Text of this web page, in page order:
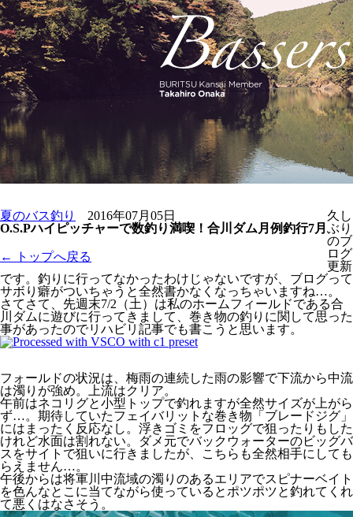
夏のバス釣り
2016年07月05日
O.S.Pハイピッチャーで数釣り満喫！合川ダム月例釣行7月
← トップへ戻る
久し
ぶり
のブ
ログ
更新
です。釣りに行ってなかったわけじゃないですが、ブログって
サボり癖がついちゃうと全然書かなくなっちゃいますね…。
さてさて、先週末7/2（土）は私のホームフィールドである合
川ダムに遊びに行ってきまして、巻き物の釣りに関して思った
事があったのでリハビリ記事でも書こうと思います。
フォールドの状況は、梅雨の連続した雨の影響で下流から中流
は濁りが強め。上流はクリア。
午前はネコリグと小型トップで釣れますが全然サイズが上がら
ず…。期待していたフェイバリットな巻き物「ブレードジグ」
にはまったく反応なし。浮きゴミをフロッグで狙ったりもした
けれど水面は割れない。ダメ元でバックウォーターのビッグバ
スをサイトで狙いに行きましたが、こちらも全然相手にしても
らえません…。
午後からは将軍川中流域の濁りのあるエリアでスピナーベイト
を色んなとこに当てながら使っているとポツポツと釣れてくれ
て悪くはなさそう。